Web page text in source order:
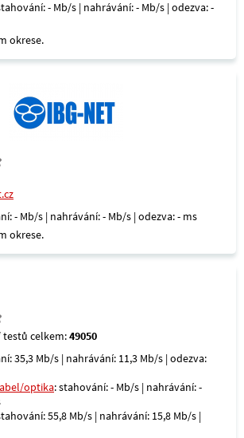
- Mb/s | nahrávání: - Mb/s | odezva: -
okrese.
- Mb/s | nahrávání: - Mb/s | odezva: - ms
okrese.
testů celkem:49050
35,3 Mb/s | nahrávání: 11,3 Mb/s | odezva:
optika: stahování: - Mb/s | nahrávání: -
55,8 Mb/s | nahrávání: 15,8 Mb/s |